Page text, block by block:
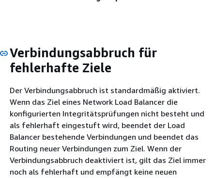
Verbindungsabbruch für
fehlerhafte Ziele
Der Verbindungsabbruch ist standardmäßig aktiviert.
Wenn das Ziel eines Network Load Balancer die
konfigurierten Integritätsprüfungen nicht besteht und
als fehlerhaft eingestuft wird, beendet der Load
Balancer bestehende Verbindungen und beendet das
Routing neuer Verbindungen zum Ziel. Wenn der
Verbindungsabbruch deaktiviert ist, gilt das Ziel immer
noch als fehlerhaft und empfängt keine neuen